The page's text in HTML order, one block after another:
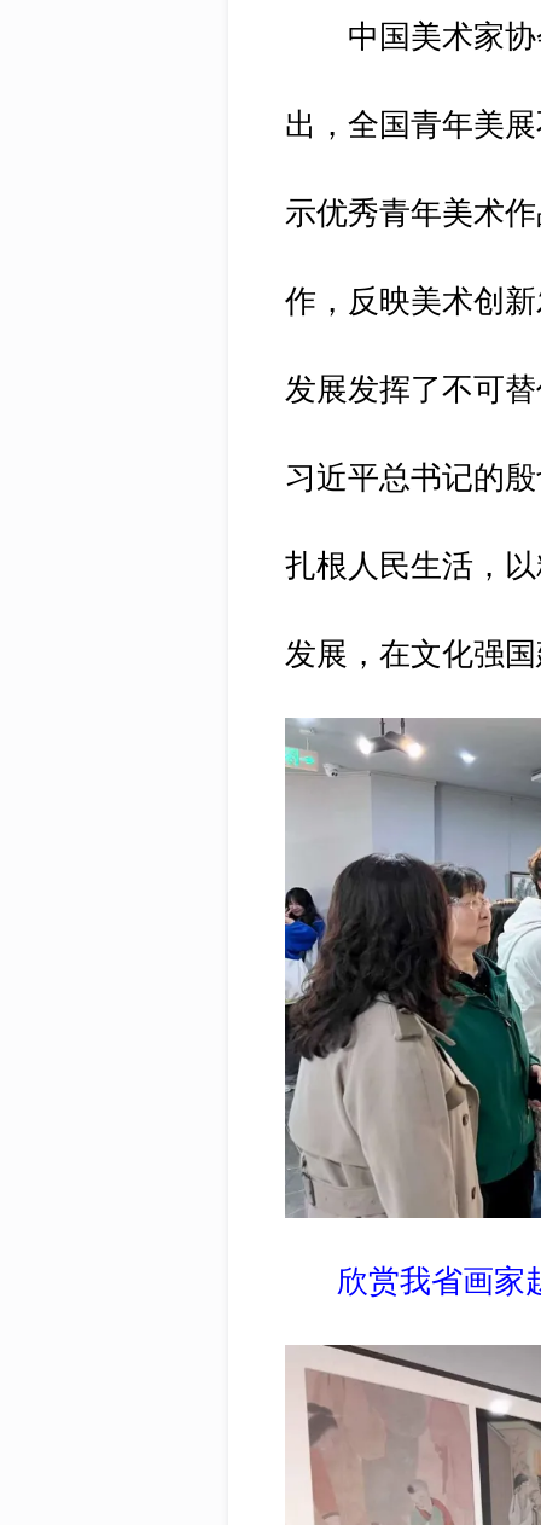
中国美术家协
出，全国青年美
示优秀青年美术
作，反映美术创
发展发挥了不可
习近平总书记的
扎根人民生活，
发展，在文化强
欣赏我省画家